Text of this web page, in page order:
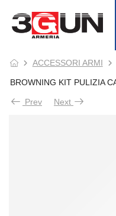
ACCESSORI ARMI
BROWNING KIT PULIZIA
Prev Next